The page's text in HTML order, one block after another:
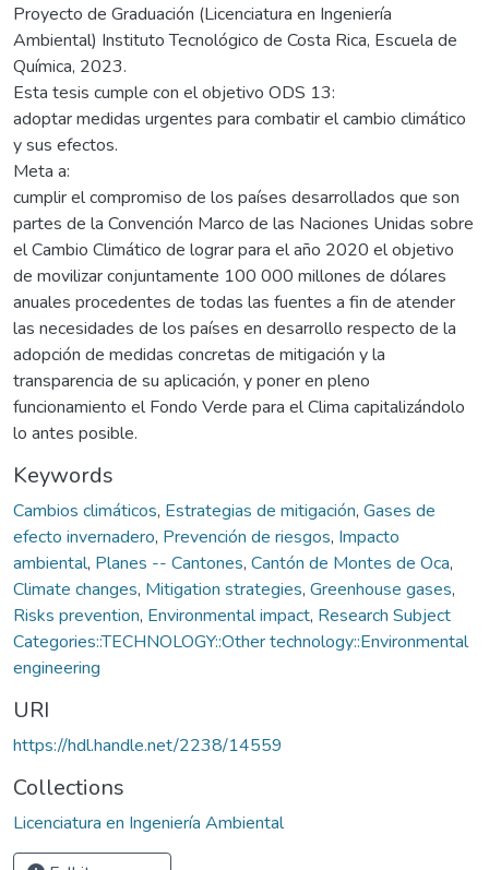
Proyecto de Graduación (Licenciatura en Ingeniería
Ambiental) Instituto Tecnológico de Costa Rica, Escuela de
Química, 2023.
Esta tesis cumple con el objetivo ODS 13:
adoptar medidas urgentes para combatir el cambio climático
y sus efectos.
Meta a:
cumplir el compromiso de los países desarrollados que son
partes de la Convención Marco de las Naciones Unidas sobre
el Cambio Climático de lograr para el año 2020 el objetivo
de movilizar conjuntamente 100 000 millones de dólares
anuales procedentes de todas las fuentes a fin de atender
las necesidades de los países en desarrollo respecto de la
adopción de medidas concretas de mitigación y la
transparencia de su aplicación, y poner en pleno
funcionamiento el Fondo Verde para el Clima capitalizándolo
lo antes posible.
Keywords
Cambios climáticos, Estrategias de mitigación, Gases de
efecto invernadero, Prevención de riesgos, Impacto
ambiental, Planes -- Cantones, Cantón de Montes de Oca,
Climate changes, Mitigation strategies, Greenhouse gases,
Risks prevention, Environmental impact, Research Subject
Categories::TECHNOLOGY::Other technology::Environmental
engineering
URI
https://hdl.handle.net/2238/14559
Collections
Licenciatura en Ingeniería Ambiental